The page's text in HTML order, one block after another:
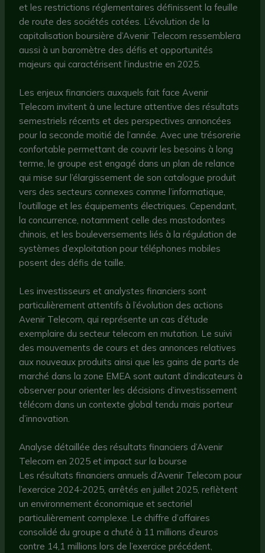
et les restrictions réglementaires définissent la feuille
de route des sociétés cotées. L’évolution de la
capitalisation boursière d’Avenir Telecom ressemblera
aussi à un baromètre des défis et opportunités
majeurs qui caractérisent l’industrie en 2025.
Les enjeux financiers auxquels fait face Avenir
Telecom invitent à une lecture attentive des résultats
semestriels récents et des perspectives annoncées
pour la seconde moitié de l’année. Avec une trésorerie
confortable permettant de couvrir les besoins à long
terme, le groupe est engagé dans un plan de relance
qui mise sur l’élargissement de son catalogue produit
vers des secteurs connexes comme l’informatique,
l’outillage et les équipements électriques. Cependant,
la concurrence, notamment celle des mastodontes
chinois, et les bouleversements liés à la régulation de
systèmes d’exploitation pour téléphones mobiles
posent des défis de taille.
Les investisseurs et analystes financiers sont
particulièrement attentifs à l’évolution des actions
Avenir Telecom, qui représente un cas d’étude
exemplaire du secteur telecom en mutation. Le suivi
des mouvements de cours et des annonces relatives
aux nouveaux produits ainsi que les gains de parts de
marché dans la zone EMEA sont autant d’indicateurs à
observer pour orienter les décisions d’investissement
télécom dans un contexte global tendu mais porteur
d’innovation.
Analyse détaillée des résultats financiers d’Avenir
Telecom en 2025 et impact sur la bourse
Les résultats financiers annuels d’Avenir Telecom pour
l’exercice 2024-2025, arrêtés en juillet 2025, reflètent
un environnement économique et sectoriel
particulièrement complexe. Le chiffre d’affaires
consolidé du groupe a chuté à 11 millions d’euros
contre 14,1 millions lors de l’exercice précédent,